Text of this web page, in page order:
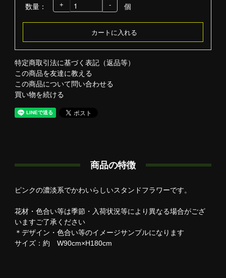
数量： + - 個
特定商取引法に基づく表記（返品等）
この商品を友達に教える
この商品について問い合わせる
買い物を続ける
商品の特徴
ピンクの濃淡系でかわいらしいスタンドフラワーです。
花材・色合い等は季節・入荷状況等により異なる場合がござ
いますご了承ください
＊デザイン・色合い等のイメージサンプルになります
サイズ：約 W90cm×H180cm